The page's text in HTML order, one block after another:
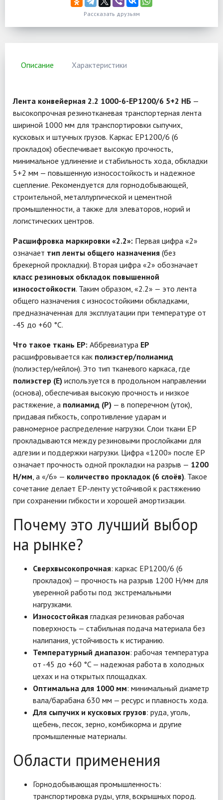
Рассказать друзьям
Описание Характеристики
Лента конвейерная 2.2 1000-6-EP1200/6 5+2 НБ —
высокопрочная резинотканевая транспортерная лента
шириной 1000 мм для транспортировки сыпучих,
кусковых и штучных грузов. Каркас EP1200/6 (6
прокладок) обеспечивает высокую прочность,
минимальное удлинение и стабильность хода, обкладки
5+2 мм — повышенную износостойкость и надежное
сцепление. Рекомендуется для горнодобывающей,
строительной, металлургической и цементной
промышленности, а также для элеваторов, норий и
логистических центров.
Расшифровка маркировки «2.2»: Первая цифра «2»
означает тип ленты общего назначения (без
брекерной прокладки). Вторая цифра «2» обозначает
класс резиновых обкладок повышенной
износостойкости. Таким образом, «2.2» — это лента
общего назначения с износостойкими обкладками,
предназначенная для эксплуатации при температуре от
-45 до +60 °C.
Что такое ткань EP: Аббревиатура EP
расшифровывается как полиэстер/полиамид
(полиэстер/нейлон). Это тип тканевого каркаса, где
полиэстер (E) используется в продольном направлении
(основа), обеспечивая высокую прочность и низкое
растяжение, а полиамид (P) — в поперечном (уток),
придавая гибкость, сопротивление ударам и
равномерное распределение нагрузки. Слои ткани EP
прокладываются между резиновыми прослойками для
адгезии и поддержки нагрузки. Цифра «1200» после EP
означает прочность одной прокладки на разрыв — 1200
Н/мм, а «/6» — количество прокладок (6 слоёв). Такое
сочетание делает EP-ленту устойчивой к растяжению
при сохранении гибкости и хорошей амортизации.
Почему это лучший выбор
на рынке?
Сверхвысокопрочная: каркас EP1200/6 (6
прокладок) — прочность на разрыв 1200 Н/мм для
уверенной работы под экстремальными
нагрузками.
Износостойкая гладкая резиновая рабочая
поверхность — стабильная подача материала без
налипания, устойчивость к истиранию.
Температурный диапазон: рабочая температура
от -45 до +60 °C — надежная работа в холодных
цехах и на открытых площадках.
Оптимальна для 1000 мм: минимальный диаметр
вала/барабана 630 мм — ресурс и плавность хода.
Для сыпучих и кусковых грузов: руда, уголь,
щебень, песок, зерно, комбикорма и другие
промышленные материалы.
Области применения
Горнодобывающая промышленность:
транспортировка руды, угля, вскрышных пород.